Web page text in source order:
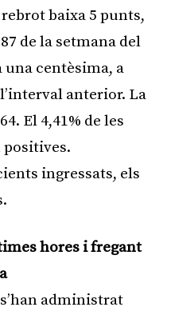
baixa 5 punts,
de la setmana del
una centèsima, a
anterior. La
El 4,41% de les
positives.
ingressats, els
hores i fregant
administrat